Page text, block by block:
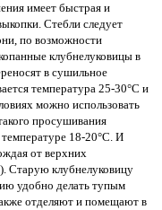
имеет быстрая и
Стебли следует
по возможности
клубнелуковицы в
в сушильное
температура 25-30°С и
можно использовать
просушивания
18-20°С. И
от верхних
Старую клубнелуковицу
удобно делать тупым
отделяют и помещают в